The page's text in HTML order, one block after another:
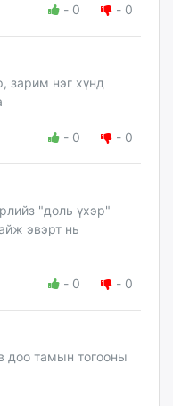
- 0 - 0
зарим нэг хүнд
- 0 - 0
"доль үхэр"
эвэрт нь
- 0 - 0
доо тамын тогооны